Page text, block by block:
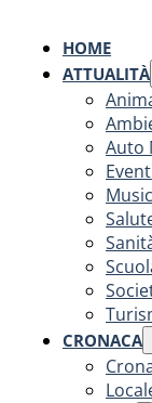
HOME
ATTUALITÀ
Auto
CRONACA